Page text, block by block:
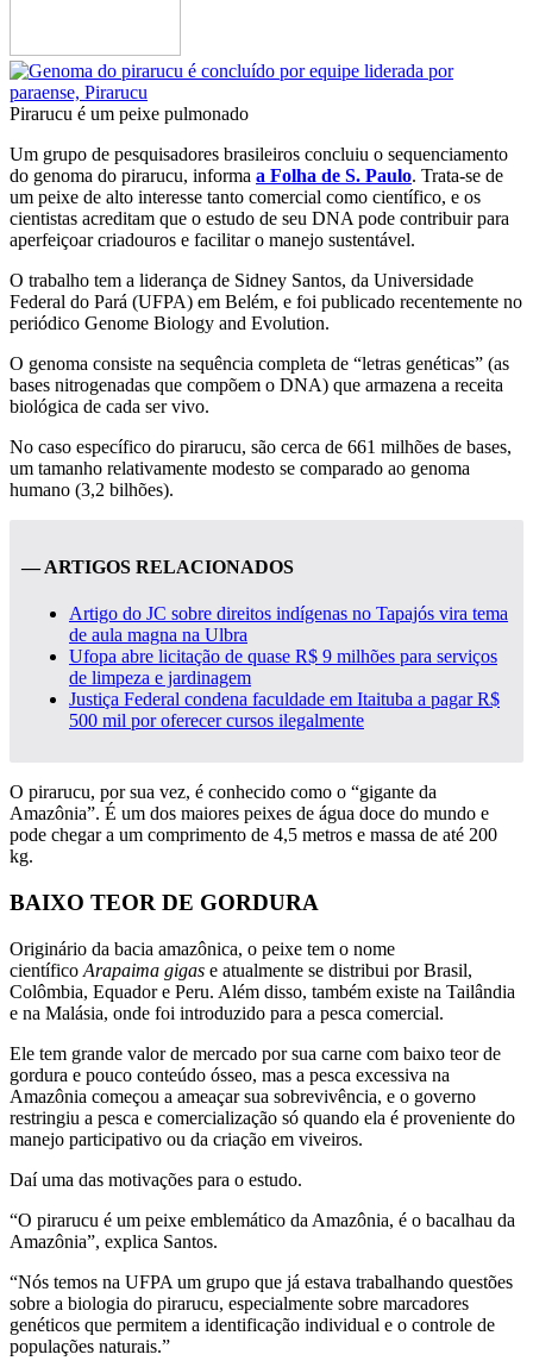
Pirarucu é um peixe pulmonado
Um grupo de pesquisadores brasileiros concluiu o sequenciamento
do genoma do pirarucu, informa a Folha de S. Paulo. Trata-se de
um peixe de alto interesse tanto comercial como científico, e os
cientistas acreditam que o estudo de seu DNA pode contribuir para
aperfeiçoar criadouros e facilitar o manejo sustentável.
O trabalho tem a liderança de Sidney Santos, da Universidade
Federal do Pará (UFPA) em Belém, e foi publicado recentemente no
periódico Genome Biology and Evolution.
O genoma consiste na sequência completa de “letras genéticas” (as
bases nitrogenadas que compõem o DNA) que armazena a receita
biológica de cada ser vivo.
No caso específico do pirarucu, são cerca de 661 milhões de bases,
um tamanho relativamente modesto se comparado ao genoma
humano (3,2 bilhões).
— ARTIGOS RELACIONADOS
Artigo do JC sobre direitos indígenas no Tapajós vira tema
de aula magna na Ulbra
Ufopa abre licitação de quase R$ 9 milhões para serviços
de limpeza e jardinagem
Justiça Federal condena faculdade em Itaituba a pagar R$
500 mil por oferecer cursos ilegalmente
O pirarucu, por sua vez, é conhecido como o “gigante da
Amazônia”. É um dos maiores peixes de água doce do mundo e
pode chegar a um comprimento de 4,5 metros e massa de até 200
kg.
BAIXO TEOR DE GORDURA
Originário da bacia amazônica, o peixe tem o nome
científico Arapaima gigas e atualmente se distribui por Brasil,
Colômbia, Equador e Peru. Além disso, também existe na Tailândia
e na Malásia, onde foi introduzido para a pesca comercial.
Ele tem grande valor de mercado por sua carne com baixo teor de
gordura e pouco conteúdo ósseo, mas a pesca excessiva na
Amazônia começou a ameaçar sua sobrevivência, e o governo
restringiu a pesca e comercialização só quando ela é proveniente do
manejo participativo ou da criação em viveiros.
Daí uma das motivações para o estudo.
“O pirarucu é um peixe emblemático da Amazônia, é o bacalhau da
Amazônia”, explica Santos.
“Nós temos na UFPA um grupo que já estava trabalhando questões
sobre a biologia do pirarucu, especialmente sobre marcadores
genéticos que permitem a identificação individual e o controle de
populações naturais.”